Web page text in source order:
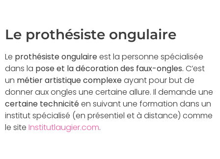
Le prothésiste ongulaire
Le prothésiste ongulaireest la personne spécialisée
dans la pose et la décoration des faux-ongles. C’est
un métier artistique complexeayant pour but de
donner aux ongles une certaine allure. Il demande une
certaine technicitéen suivant une formation dans un
institut spécialisé (en présentiel et à distance) comme
le site Institutlaugier.com.